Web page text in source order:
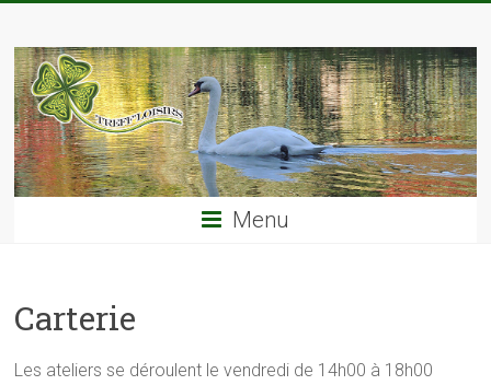
content
TREFF'LOISIRS
Menu
Carterie
Les ateliers se déroulent le vendredi de 14h00 à 18h00